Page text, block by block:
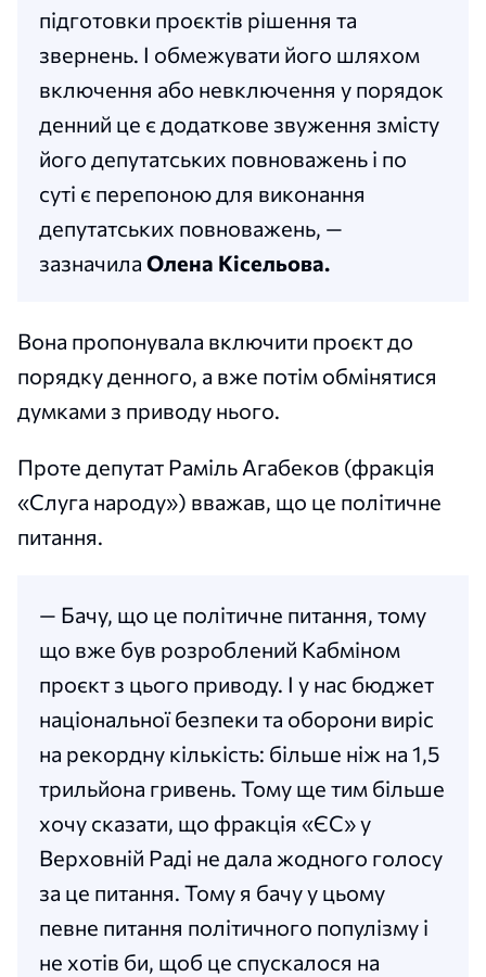
підготовки проєктів рішення та
звернень. І обмежувати його шляхом
включення або невключення у порядок
денний це є додаткове звуження змісту
його депутатських повноважень і по
суті є перепоною для виконання
депутатських повноважень, —
зазначила Олена Кісельова.
Вона пропонувала включити проєкт до
порядку денного, а вже потім обмінятися
думками з приводу нього.
Проте депутат Раміль Агабеков (фракція
«Слуга народу») вважав, що це політичне
питання.
— Бачу, що це політичне питання, тому
що вже був розроблений Кабміном
проєкт з цього приводу. І у нас бюджет
національної безпеки та оборони виріс
на рекордну кількість: більше ніж на 1,5
трильйона гривень. Тому ще тим більше
хочу сказати, що фракція «ЄС» у
Верховній Раді не дала жодного голосу
за це питання. Тому я бачу у цьому
певне питання політичного популізму і
не хотів би, щоб це спускалося на